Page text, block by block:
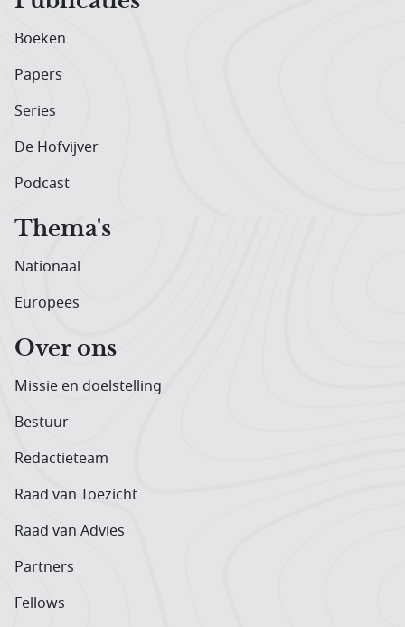
Boeken
Papers
Series
De Hofvijver
Podcast
Thema's
Nationaal
Europees
Over ons
Missie en doelstelling
Bestuur
Redactieteam
Raad van Toezicht
Raad van Advies
Partners
Fellows